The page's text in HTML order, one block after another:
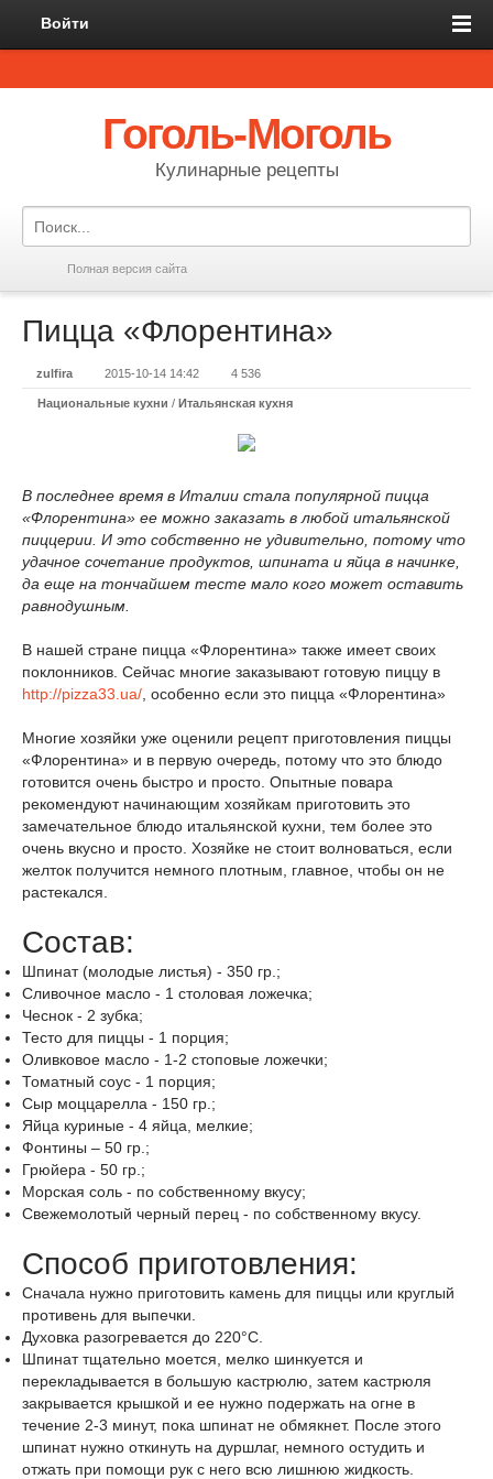
Войти
Гоголь-Моголь
Кулинарные рецепты
Полная версия сайта
Пицца «Флорентина»
zulfira 2015-10-14 14:42 4 536
Национальные кухни / Итальянская кухня
В последнее время в Италии стала популярной пицца
«Флорентина» ее можно заказать в любой итальянской
пиццерии. И это собственно не удивительно, потому что
удачное сочетание продуктов, шпината и яйца в начинке,
да еще на тончайшем тесте мало кого может оставить
равнодушным.
В нашей стране пицца «Флорентина» также имеет своих
поклонников. Сейчас многие заказывают готовую пиццу в
http://pizza33.ua/ , особенно если это пицца «Флорентина»
Многие хозяйки уже оценили рецепт приготовления пиццы
«Флорентина» и в первую очередь, потому что это блюдо
готовится очень быстро и просто. Опытные повара
рекомендуют начинающим хозяйкам приготовить это
замечательное блюдо итальянской кухни , тем более это
очень вкусно и просто. Хозяйке не стоит волноваться, если
желток получится немного плотным, главное, чтобы он не
растекался.
Состав:
Шпинат (молодые листья) - 350 гр. ;
Сливочное масло - 1 столовая ложечка;
Чеснок - 2 зубка;
Тесто для пиццы - 1 порция;
Оливковое масло - 1-2 стоповые ложечки;
Томатный соус - 1 порция;
Сыр моццарелла - 150 гр. ;
Яйца куриные - 4 яйца , мелкие;
Фонтины – 50 гр. ;
Грюйера - 50 гр. ;
Морская соль - по собственному вкусу;
Свежемолотый черный перец - по собственному вкусу.
Способ приготовления:
Сначала нужно приготовить камень для пиццы или круглый
противень для выпечки.
Духовка разогревается до 220°С.
Шпинат тщательно моется, мелко шинкуется и
перекладывается в большую кастрюлю, затем кастрюля
закрывается крышкой и ее нужно подержать на огне в
течение 2-3 минут, пока шпинат не обмякнет. После этого
шпинат нужно откинуть на дуршлаг, немного остудить и
отжать при помощи рук с него всю лишнюю жидкость.